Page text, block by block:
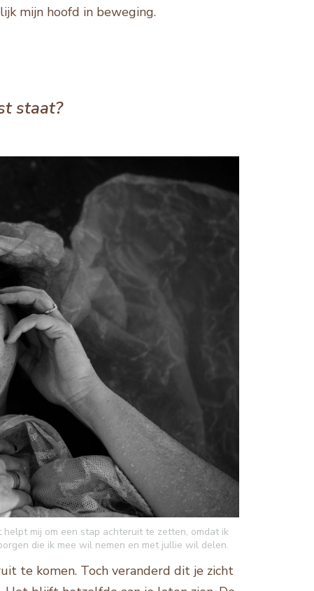
heeft
mijn hoofd in beweging.
staat?
mij om een stap achteruit te zetten, omdat ik
die ik mee wil nemen en met jullie wil delen.
te komen. Toch veranderd dit je zicht